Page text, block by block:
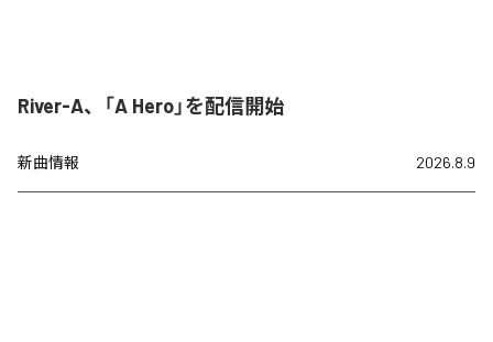
River-A、「A Hero」を配信開始
新曲情報 2026.8.9